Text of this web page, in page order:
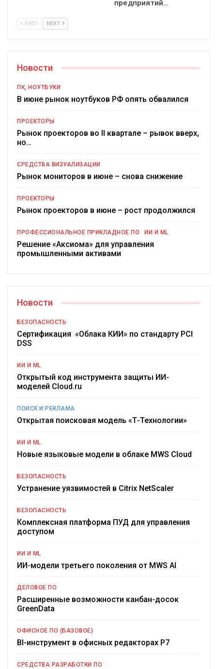
предприятий…
PREV NEXT
Новости
ПК, НОУТБУКИ
В июне рынок ноутбуков РФ опять обвалился
ПРОЕКТОРЫ
Рынок проекторов во II квартале – рывок вверх,
но…
СРЕДСТВА ВИЗУАЛИЗАЦИИ
Рынок мониторов в июне – снова снижение
ПРОЕКТОРЫ
Рынок проекторов в июне – рост продолжился
ПРОФЕССИОНАЛЬНОЕ ПРИКЛАДНОЕ ПО ИИ И ML
Решение «Аксиома» для управления
промышленными активами
Новости
БЕЗОПАСНОСТЬ
Сертификация «Облака КИИ» по стандарту PCI
DSS
ИИ И ML
Открытый код инструмента защиты ИИ-
моделей Cloud.ru
ПОИСК И РЕКЛАМА
Открытая поисковая модель «Т-Технологии»
ИИ И ML
Новые языковые модели в облаке MWS Cloud
БЕЗОПАСНОСТЬ
Устранение уязвимостей в Citrix NetScaler
БЕЗОПАСНОСТЬ
Комплексная платформа ПУД для управления
доступом
ИИ И ML
ИИ-модели третьего поколения от MWS AI
ДЕЛОВОЕ ПО
Расширенные возможности канбан-досок
GreenData
ОФИСНОЕ ПО (БАЗОВОЕ)
BI-инструмент в офисных редакторах Р7
СРЕДСТВА РАЗРАБОТКИ ПО